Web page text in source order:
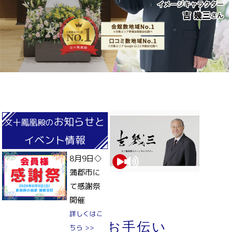
文十鳳凰殿のお知らせと
イベント情報
8月9日◇
蒲郡市に
て感謝祭
開催
安心をお手伝い